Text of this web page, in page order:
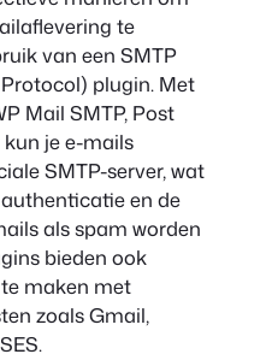
te
van een SMTP
plugin. Met
Mail SMTP, Post
je e-mails
SMTP-server, wat
en de
als spam worden
bieden ook
maken met
zoals Gmail,